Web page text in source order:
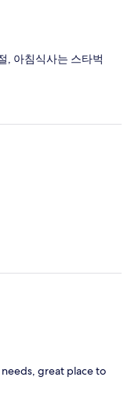
, 아침식사는 스타벅
great place to